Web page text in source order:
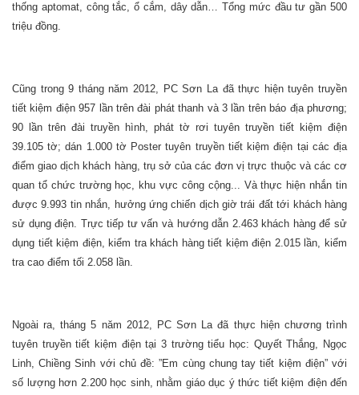
thống aptomat, công tắc, ổ cắm, dây dẫn… Tổng mức đầu tư gần 500
triệu đồng.
Cũng trong 9 tháng năm 2012, PC Sơn La đã thực hiện tuyên truyền
tiết kiệm điện 957 lần trên đài phát thanh và 3 lần trên báo địa phương;
90 lần trên đài truyền hình, phát tờ rơi tuyên truyền tiết kiệm điện
39.105 tờ; dán 1.000 tờ Poster tuyên truyền tiết kiệm điện tại các địa
điểm giao dịch khách hàng, trụ sở của các đơn vị trực thuộc và các cơ
quan tổ chức trường học, khu vực công cộng... Và thực hiện nhắn tin
được 9.993 tin nhắn, hưởng ứng chiến dịch giờ trái đất tới khách hàng
sử dụng điện. Trực tiếp tư vấn và hướng dẫn 2.463 khách hàng để sử
dụng tiết kiệm điện, kiểm tra khách hàng tiết kiệm điện 2.015 lần, kiểm
tra cao điểm tối 2.058 lần.
Ngoài ra, tháng 5 năm 2012, PC Sơn La đã thực hiện chương trình
tuyên truyền tiết kiệm điện tại 3 trường tiểu học: Quyết Thắng, Ngọc
Linh, Chiềng Sinh với chủ đề: ”Em cùng chung tay tiết kiệm điện” với
số lượng hơn 2.200 học sinh, nhằm giáo dục ý thức tiết kiệm điện đến